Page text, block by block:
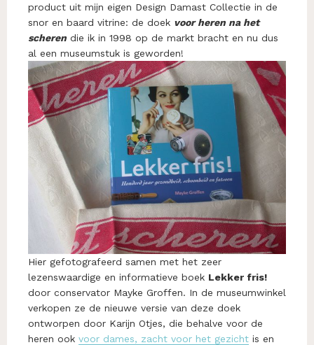
product uit mijn eigen Design Damast Collectie in de
snor en baard vitrine: de doek voor heren na het
scheren die ik in 1998 op de markt bracht en nu dus
al een museumstuk is geworden!
Hier gefotografeerd samen met het zeer
lezenswaardige en informatieve boek Lekker fris!
door conservator Mayke Groffen. In de museumwinkel
verkopen ze de nieuwe versie van deze doek
ontworpen door Karijn Otjes, die behalve voor de
heren ook voor dames, zacht voor het gezicht is en